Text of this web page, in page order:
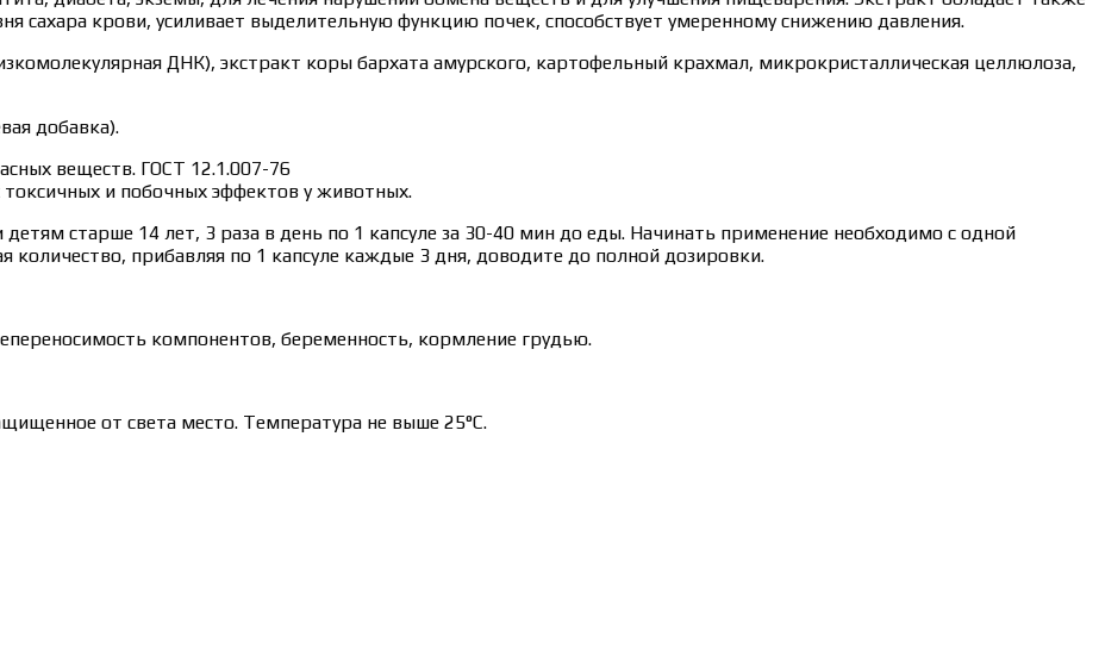
сахара крови, усиливает выделительную функцию почек, способствует умеренному снижению давления.
ДНК), экстракт коры бархата амурского, картофельный крахмал, микрокристаллическая целлюлоза,
добавка).
веществ. ГОСТ 12.1.007-76
и побочных эффектов у животных.
старше 14 лет, 3 раза в день по 1 капсуле за 30-40 мин до еды. Начинать применение необходимо с одной
количество, прибавляя по 1 капсуле каждые 3 дня, доводите до полной дозировки.
компонентов, беременность, кормление грудью.
от света место. Температура не выше 25°С.